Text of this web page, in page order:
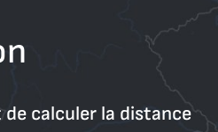
calculer la distance